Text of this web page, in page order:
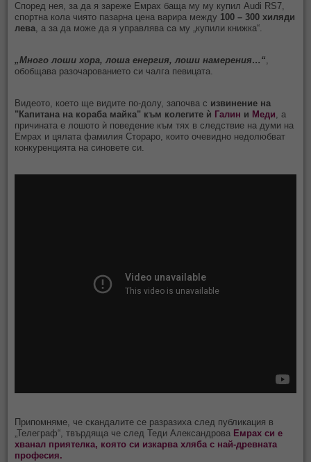
Според нея, за да я зареже Емрах баща му му купил Audi RS7,
спортна кола чиято пазарна цена варира между 100 – 300 хиляди
лева, а за да може да я управлява са му „купили книжка“.
„Много лоши хора, лоша енергия, лоши намерения…“,
обобщава разочарованието си чалга певицата.
Видеото, което ще видите по-долу, започва с извинение на
"Капитана на кораба майка" към колегите ѝ Галин и Меди, а
причината е лошото ѝ поведение към тях в следствие на думи на
Емрах и цялата фамилия Стораро, които очевидно недолюбват
конкуренцията на синовете си.
Припомняме, че скандалите се разразиха след публикация в
„Телеграф“, твърдяща че след Теди Александрова Емрах си е
хванал приятелка, която си изкарва хляба с най-древната
професия.